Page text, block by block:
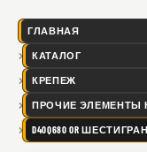
ГЛАВНАЯ
КАТАЛОГ
КРЕПЕЖ
ПРОЧИЕ ЭЛЕМЕНТЫ
D40Q680 OR